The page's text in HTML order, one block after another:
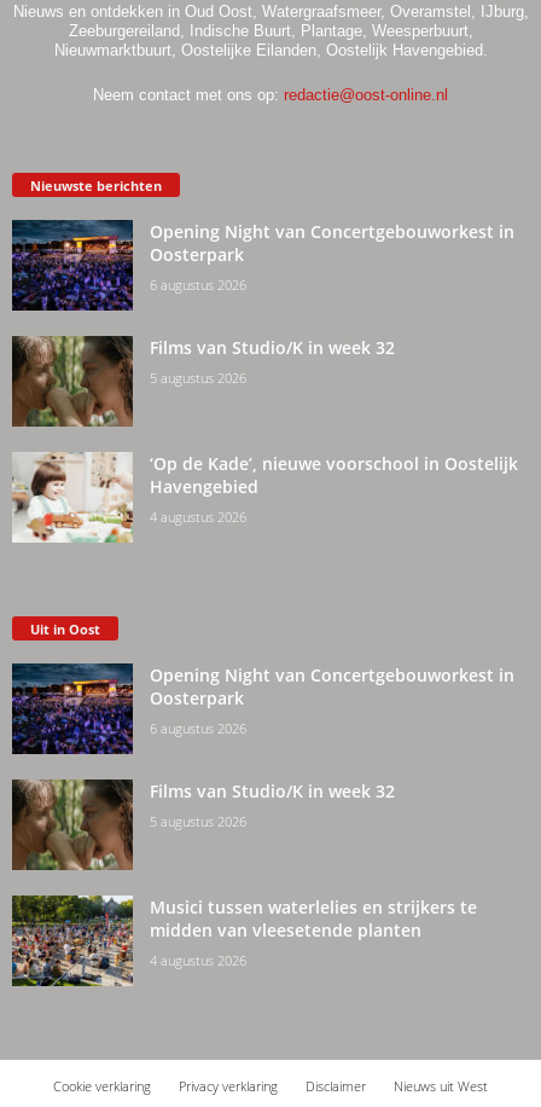
Nieuws en ontdekken in Oud Oost, Watergraafsmeer, Overamstel, IJburg,
Zeeburgereiland, Indische Buurt, Plantage, Weesperbuurt,
Nieuwmarktbuurt, Oostelijke Eilanden, Oostelijk Havengebied.
Neem contact met ons op: redactie@oost-online.nl
Nieuwste berichten
Opening Night van Concertgebouworkest in
Oosterpark
6 augustus 2026
Films van Studio/K in week 32
5 augustus 2026
‘Op de Kade’, nieuwe voorschool in Oostelijk
Havengebied
4 augustus 2026
Uit in Oost
Opening Night van Concertgebouworkest in
Oosterpark
6 augustus 2026
Films van Studio/K in week 32
5 augustus 2026
Musici tussen waterlelies en strijkers te
midden van vleesetende planten
4 augustus 2026
Cookie verklaring Privacy verklaring Disclaimer Nieuws uit West